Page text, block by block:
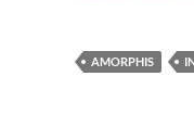
AMORPHIS